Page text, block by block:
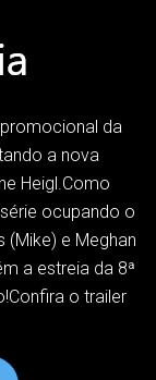
da
a nova
Heigl.Como
ocupando o
e Meghan
a estreia da 8ª
o trailer